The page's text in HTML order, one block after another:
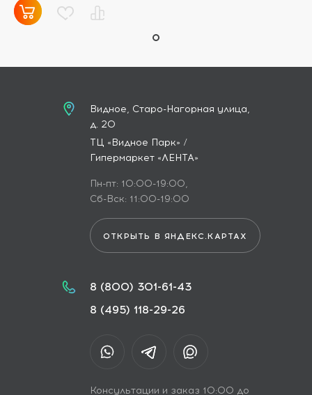
Видное, Старо-Нагорная улица,
д. 20
ТЦ «Видное Парк» /
Гипермаркет «ЛЕНТА»
Пн-пт: 10:00-19:00,
Сб-Вск: 11:00-19:00
ОТКРЫТЬ В ЯНДЕКС.КАРТАХ
8 (800) 301-61-43
8 (495) 118-29-26
Консультации и заказ 10:00 до